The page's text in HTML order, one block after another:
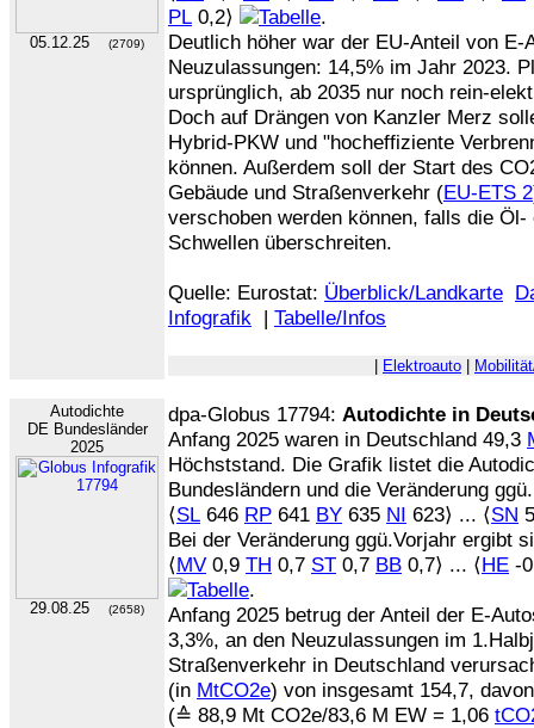
05.12.25 (2709)
PL 0,2⟩
.
Deutlich höher war der EU-Anteil von E-
Neuzulassungen: 14,5% im Jahr 2023.
ursprünglich, ab 2035 nur noch rein-
Doch auf Drängen von Kanzler Merz
Hybrid-PKW und "hocheffiziente
können. Außerdem soll der Start des
Gebäude und Straßenverkehr (EU-ETS 2
verschoben werden können, falls die
Schwellen überschreiten.
Quelle: Eurostat: Überblick/Landkarte
Infografik | Tabelle/Infos
Elektroauto
Autodichte
DE Bundesländer
2025
29.08.25 (2658)
dpa-Globus 17794: Autodichte in
Anfang 2025 waren in Deutschland 49,3
Höchststand. Die Grafik listet die
Bundesländern und die Veränderung
⟨SL 646 RP 641 BY 635 NI 623⟩ ... ⟨SN
Bei der Veränderung ggü.Vorjahr ergibt
⟨MV 0,9 TH 0,7 ST 0,7 BB 0,7⟩ ... ⟨HE -
.
Anfang 2025 betrug der Anteil der E-
3,3%, an den Neuzulassungen im
Straßenverkehr in Deutschland
(in MtCO2e) von insgesamt 154,7,
(≙ 88,9 Mt CO2e/83,6 M EW = 1,06